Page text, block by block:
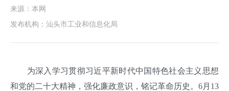
来源： 本网
发布机构： 汕头市工业和信息化局
为深入学习贯彻习近平新时代中国特色社会主义思想
和党的二十大精神，强化廉政意识，铭记革命历史。6月13